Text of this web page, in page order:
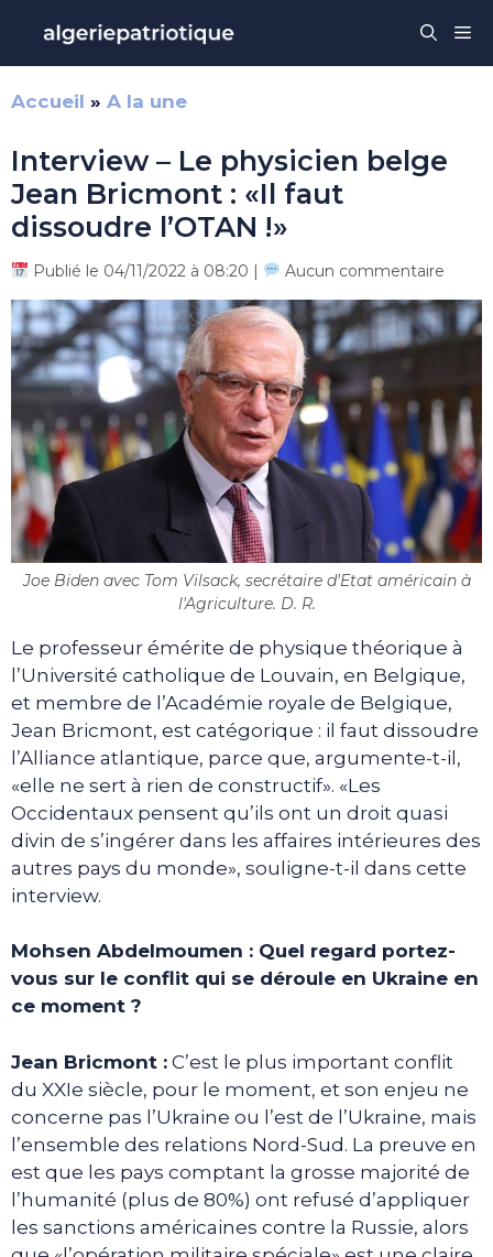
contenu
Accueil » A la une
Interview – Le physicien belge
Jean Bricmont : «Il faut
dissoudre l’OTAN !»
Publié le 04/11/2022 à 08:20 | Aucun commentaire
Joe Biden avec Tom Vilsack, secrétaire d'Etat américain à
l'Agriculture. D. R.
Le professeur émérite de physique théorique à
l’Université catholique de Louvain, en Belgique,
et membre de l’Académie royale de Belgique,
Jean Bricmont, est catégorique : il faut dissoudre
l’Alliance atlantique, parce que, argumente-t-il,
«elle ne sert à rien de constructif». «Les
Occidentaux pensent qu’ils ont un droit quasi
divin de s’ingérer dans les affaires intérieures des
autres pays du monde», souligne-t-il dans cette
interview.
Mohsen Abdelmoumen : Quel regard portez-
vous sur le conflit qui se déroule en Ukraine en
ce moment ?
Jean Bricmont : C’est le plus important conflit
du XXIe siècle, pour le moment, et son enjeu ne
concerne pas l’Ukraine ou l’est de l’Ukraine, mais
l’ensemble des relations Nord-Sud. La preuve en
est que les pays comptant la grosse majorité de
l’humanité (plus de 80%) ont refusé d’appliquer
les sanctions américaines contre la Russie, alors